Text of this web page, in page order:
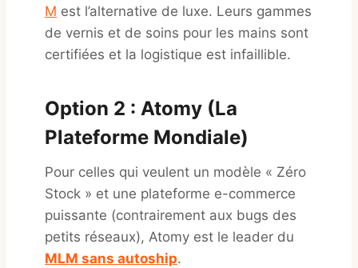
M est l’alternative de luxe. Leurs gammes
de vernis et de soins pour les mains sont
certifiées et la logistique est infaillible.
Option 2 : Atomy (La
Plateforme Mondiale)
Pour celles qui veulent un modèle « Zéro
Stock » et une plateforme e-commerce
puissante (contrairement aux bugs des
petits réseaux), Atomy est le leader du
MLM sans autoship.